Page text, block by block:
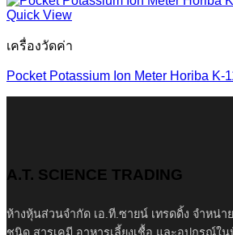
Quick View
เครื่องวัดค่า
Pocket Potassium Ion Meter Horiba K-
A.T. SCIENCE TRADING
ห้างหุ้นส่วนจำกัด เอ.ที.ซายน์ เทรดดิ้ง จำหน่า